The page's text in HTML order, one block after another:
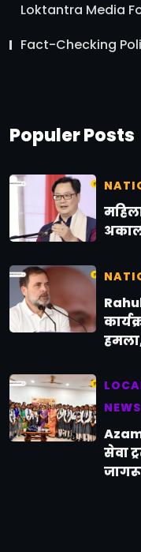
Loktantra Media
Fact-Checking
Populer Posts
NEWS
सेवा